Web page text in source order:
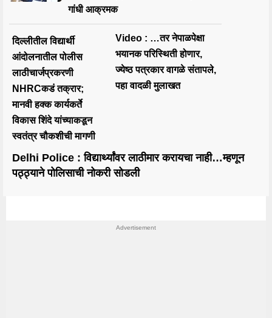
गांधी आक्रमक
दिल्लीतील विद्यार्थी
आंदोलनातील पोलीस
लाठीचार्जप्रकरणी
NHRCकडं तक्रार;
मानवी हक्क कार्यकर्ते
विकास शिंदे यांच्याकडून
स्वतंत्र चौकशीची मागणी
Video : …तर नेपाळपेक्षा
भयानक परिस्थिती होणार,
ज्येष्ठ पत्रकार वागळे संतापले,
पहा वादळी मुलाखत
Delhi Police : विद्यार्थ्यांवर लाठीमार करायचा नाही…म्हणून
पठ्ठ्याने पोलिसाची नोकरी सोडली